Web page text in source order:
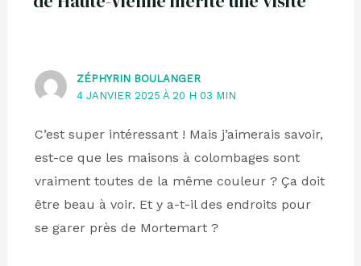
ZÉPHYRIN BOULANGER
4 JANVIER 2025 À 20 H 03 MIN
C’est super intéressant ! Mais j’aimerais savoir,
est-ce que les maisons à colombages sont
vraiment toutes de la même couleur ? Ça doit
être beau à voir. Et y a-t-il des endroits pour
se garer près de Mortemart ?